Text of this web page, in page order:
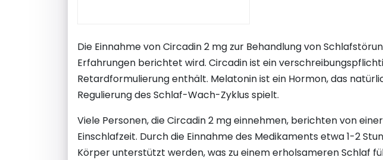
Die Einnahme von Circadin 2 mg zur Behandlung von
Erfahrungen berichtet wird. Circadin ist ein
Retardformulierung enthält. Melatonin ist ein Hormon, das
Regulierung des Schlaf-Wach-Zyklus spielt.
Viele Personen, die Circadin 2 mg einnehmen, berichten von
Einschlafzeit. Durch die Einnahme des Medikaments etwa 1-2
Körper unterstützt werden, was zu einem erholsameren Schlaf